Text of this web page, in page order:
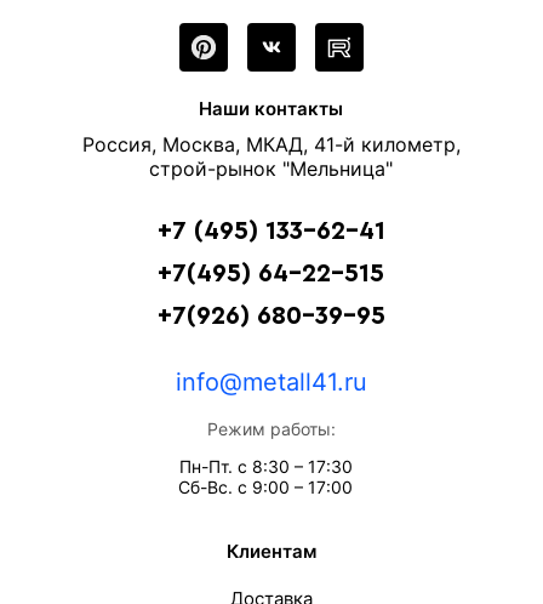
Наши контакты
Россия, Москва, МКАД, 41-й километр,
строй-рынок "Мельница"
+7 (495) 133-62-41
+7(495) 64-22-515
+7(926) 680-39-95
info@metall41.ru
Режим работы:
Пн-Пт. с 8:30 – 17:30
Сб-Вс. с 9:00 – 17:00
Клиентам
Доставка